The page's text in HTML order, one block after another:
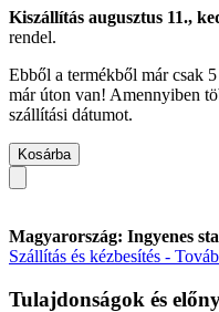
Kiszállítás augusztus 11.,
rendel.
Ebből a termékből már csak
már úton van! Amennyiben
szállítási dátumot.
Kosárba
Magyarország: Ingyenes
Szállítás és kézbesítés -
Tulajdonságok és